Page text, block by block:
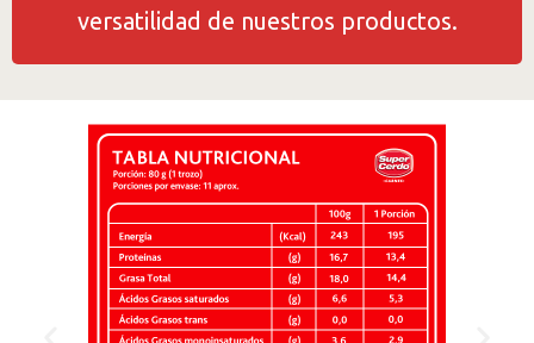
versatilidad de nuestros productos.